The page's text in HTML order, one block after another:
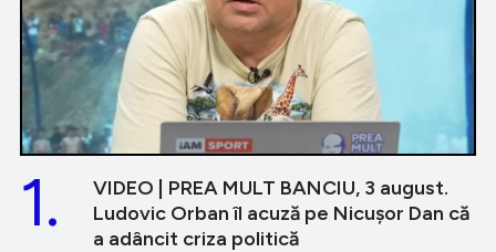
VIDEO | PREA MULT BANCIU, 3 august.
Ludovic Orban îl acuză pe Nicușor Dan că
a adâncit criza politică
1.